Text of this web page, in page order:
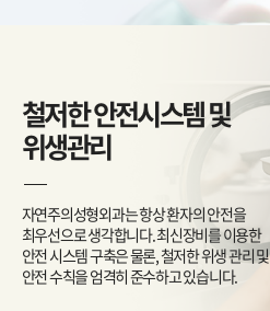
철저한 안전시스템 및
위생관리
자연주의성형외과는 항상 환자의 안전을
최우선으로 생각합니다. 최신장비를 이용한
안전 시스템 구축은 물론, 철저한 위생 관리 및
안전 수칙을 엄격히 준수하고 있습니다.